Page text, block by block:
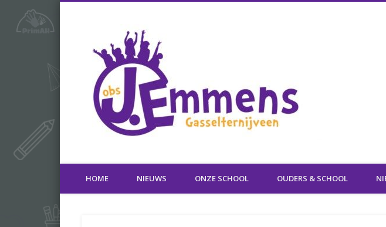
Gasselternijveen
HOME NIEUWS ONZE SCHOOL OUDERS & SCHOOL